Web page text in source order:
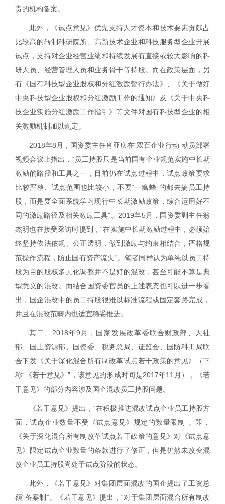
责的机构备案。
此外，《试点意见》优先支持人才资本和技术要素贡献占
比较高的转制科研院所、高新技术企业和科技服务型企业开展
试点，支持对企业经营业绩和持续发展有直接或较大影响的科
研人员、经营管理人员和业务骨干等持股。而在政策层面，另
有《国有科技型企业股权和分红激励暂行办法》、《关于做好
中央科技型企业股权和分红激励工作的通知》及《关于中央科
技企业实施分红激励工作指引》等文件对国有科技型企业的相
关激励机制加以规定。
2018年8 月，国资委主任肖亚庆在“双百企业行动”动员部署
视频会议上指出，“员工持股只是当前国有企业规范实施中长期
激励的路径和工具之一，目前仍在试点过程中，试点政策要求
比较严格、试点范围也比较小，不要“一窝蜂”的都去搞员工持
股，而是要全面系统学习现行中长期激励政策，综合运用好不
同的激励路径及相关激励工具”。 2019年5 月，国资委副主任翁
杰明也在接受采访时提到，“在实施中长期激励过程中，必须始
终坚持依法依规、公正透明，做到激励与约束相结合，严格规
范操作流程，防止国有资产流失”。笔者同样认为单纯以员工持
股为目的股权多元化调整并不是好的混改，甚至可能不算是典
型意义的混改。而结合国资委官员的上述表态也可以进一步看
出，国企混改中的员工持股很难以标准流程或固定套路完成，
并且在混改范畴内也适宜稳妥推进。
其二、 2018年9 月，国家发展改革委联合财政部、人社
部、国土资源部、国资委、税务总局、证监会、国防科工局联
合下发《关于深化混合所有制改革试点若干政策的意见》（下
称“《若干意见》”，该意见的形成时间是2017年11 月），《若
干意见》的部分内容涉及国企混改员工持股问题。
《若干意见》提出，“在积极推进混改试点企业员工持股方
面，试点企业数量不受《试点意见》规定的数量限制”。即，
《关于深化混合所有制改革试点若干政策的意见》对《试点意
见》限定试点企业数量的条款进行了修正，但是仍然未改变混
改企业员工持股尚处于试点阶段的状态。
此外，《若干意见》对集团层面混改的国企提出了工资总
额“备案制”。《若干意见》提出，“对于集团层面混合所有制改